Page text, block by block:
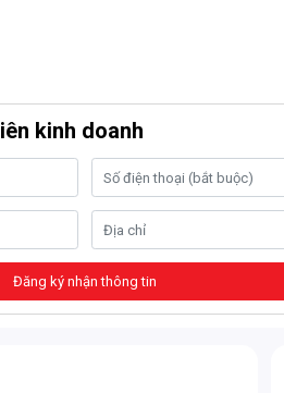
x 4320
kinh doanh
Đăng ký nhận thông tin